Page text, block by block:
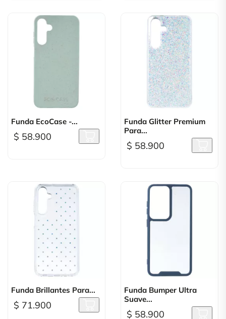
Funda EcoCase -...
$ 58.900
Funda Glitter Premium
Para...
$ 58.900
Funda Brillantes Para...
$ 71.900
Funda Bumper Ultra
Suave...
$ 58.900